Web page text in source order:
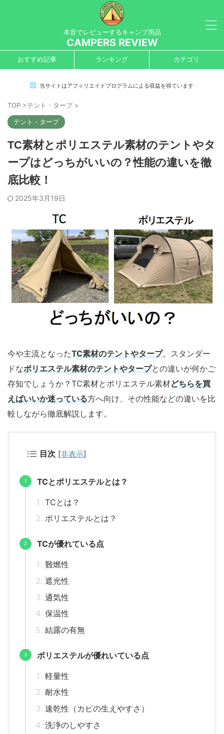
本音でレビューするキャンプ用品
CAMPERS REVIEW
おすすめ記事 ランキング カテゴリ
当サイトはアフィリエイトプログラムによる収益を得ています
TOP >テント・タープ >
テント・タープ
TC素材とポリエステル素材のテントやタ
ープはどっちがいいの？性能の違いを徹
底比較！
2025年3月19日
今や主流となったTC素材のテントやタープ。スタンダー
ドなポリエステル素材のテントやタープとの違いが何かご
存知でしょうか？TC素材とポリエステル素材どちらを買
えばいいか迷っている方へ向け、その性能などの違いを比
較しながら徹底解説します。
目次 [非表示]
TCとポリエステルとは？
TCとは？
ポリエステルとは？
TCが優れている点
難燃性
遮光性
通気性
保温性
結露の有無
ポリエステルが優れいている点
軽量性
耐水性
速乾性（カビの生えやすさ）
洗浄のしやすさ